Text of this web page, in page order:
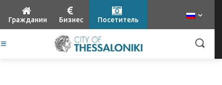
Гражданин Бизнес Посетитель